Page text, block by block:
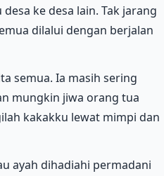
ke desa lain. Tak jarang
dilalui dengan berjalan
semua. Ia masih sering
mungkin jiwa orang tua
kakakku lewat mimpi dan
ayah dihadiahi permadani